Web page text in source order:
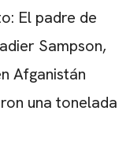
El padre de
Sampson,
Afganistán
una tonelada